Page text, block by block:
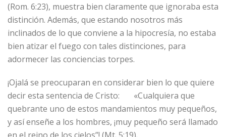
(Rom. 6:23), muestra bien claramente que ignoraba esta
distinción. Además, que estando nosotros más
inclinados de lo que conviene a la hipocresía, no estaba
bien atizar el fuego con tales distinciones, para
adormecer las conciencias torpes.
¡Ojalá se preocuparan en considerar bien lo que quiere
decir esta sentencia de Cristo: «Cualquiera que
quebrante uno de estos mandamientos muy pequeños,
y así enseñe a los hombres, ¡muy pequeño será llamado